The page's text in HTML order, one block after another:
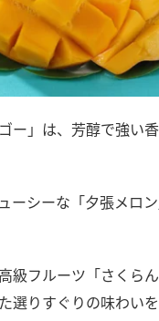
ー」は、芳醇で強い
ーシーな「夕張メロ
級フルーツ「さくら
りすぐりの味わいを